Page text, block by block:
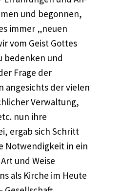
und begonnen,
immer „neuen
vom Geist Gottes
bedenken und
Frage der
angesichts der vielen
Verwaltung,
nun ihre
ergab sich Schritt
Notwendigkeit in ein
und Weise
als Kirche im Heute